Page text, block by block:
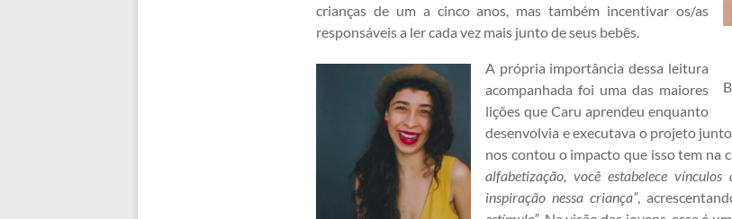
crianças de um a cinco anos, mas também incentivar os/as
responsáveis a ler cada vez mais junto de seus bebês.
A própria importância dessa leitura
acompanhada foi uma das maiores
lições que Caru aprendeu enquanto
desenvolvia e executava o projeto
nos contou o impacto que isso tem na
alfabetização, você estabelece
inspiração nessa criança”,